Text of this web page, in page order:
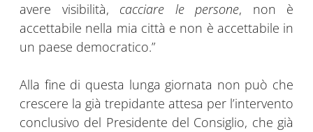
avere visibilità, cacciare le persone, non è
accettabile nella mia città e non è accettabile in
un paese democratico.”
Alla fine di questa lunga giornata non può che
crescere la già trepidante attesa per l’intervento
conclusivo del Presidente del Consiglio, che già